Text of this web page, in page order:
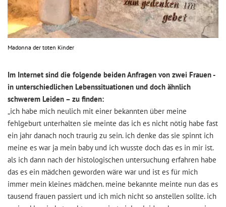
Madonna der toten Kinder
Im Internet sind die folgende beiden Anfragen von zwei Frauen -
in unterschiedlichen Lebenssituationen und doch ähnlich
schwerem Leiden – zu finden:
„ich habe mich neulich mit einer bekannten über meine
fehlgeburt unterhalten sie meinte das ich es nicht nötig habe fast
ein jahr danach noch traurig zu sein. ich denke das sie spinnt ich
meine es war ja mein baby und ich wusste doch das es in mir ist.
als ich dann nach der histologischen untersuchung erfahren habe
das es ein mädchen geworden wäre war und ist es für mich
immer mein kleines mädchen. meine bekannte meinte nun das es
tausend frauen passiert und ich mich nicht so anstellen sollte. ich